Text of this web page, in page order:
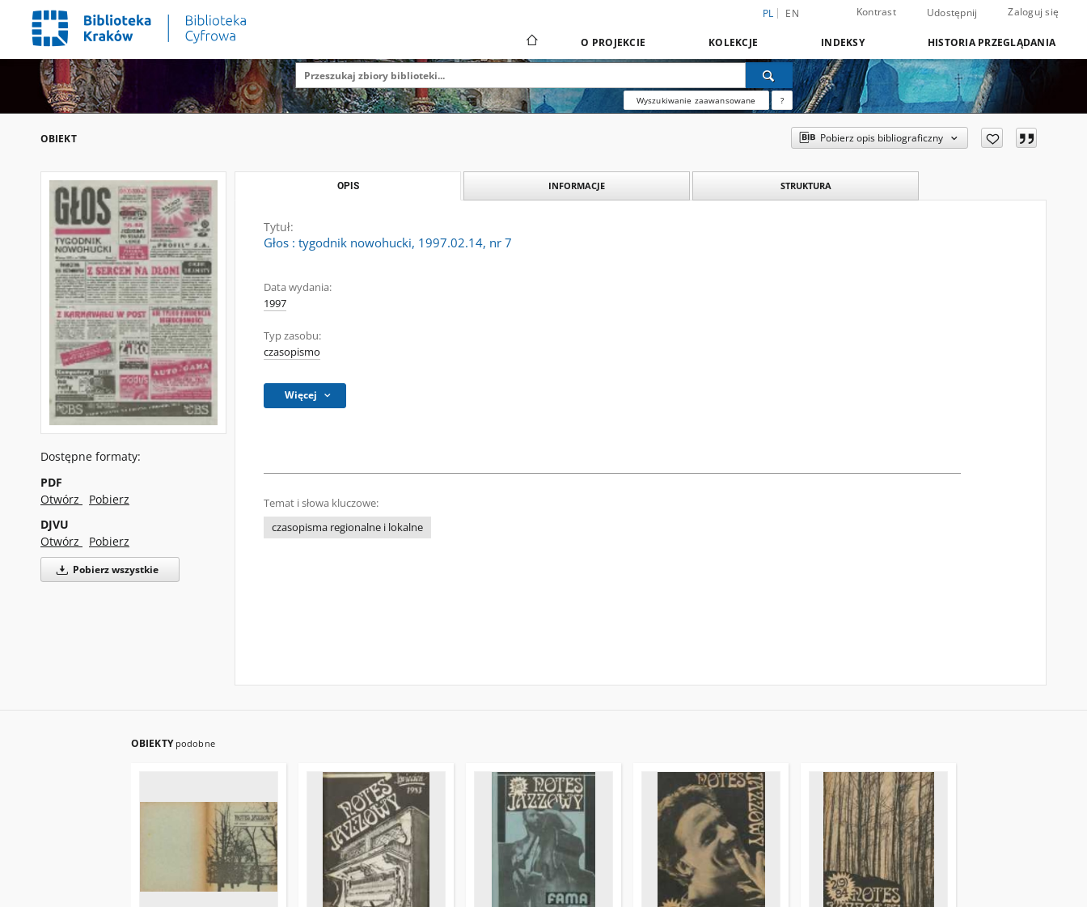
PL EN Kontrast Udostępnij Zaloguj się
O PROJEKCIE KOLEKCJE INDEKSY HISTORIA PRZEGLĄDANIA
Wyszukiwanie zaawansowane ?
OBIEKT Pobierz opis bibliograficzny
Dostępne formaty:
PDF
Otwórz
Pobierz
DJVU
Otwórz
Pobierz
Pobierz wszystkie
OPIS INFORMACJE STRUKTURA
Tytuł:
Głos : tygodnik nowohucki, 1997.02.14, nr 7
Data wydania:
1997
Typ zasobu:
czasopismo
Więcej
Temat i słowa kluczowe:
czasopisma regionalne i lokalne
OBIEKTY podobne